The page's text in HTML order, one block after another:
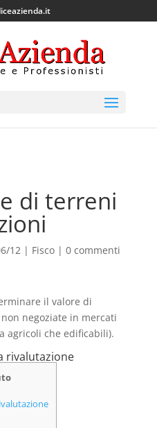
di terreni
12| Fisco| 0 commenti
il valore di
negoziate in mercati
agricoli che edificabili).
rivalutazione